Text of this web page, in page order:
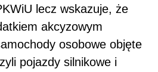
lecz wskazuje, że
akcyzowym
osobowe objęte
pojazdy silnikowe i